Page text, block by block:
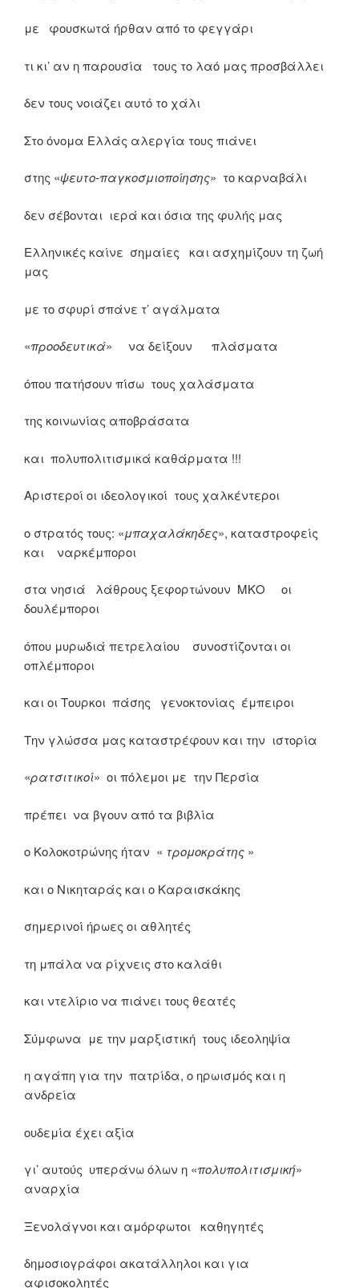
με φουσκωτά ήρθαν από το φεγγάρι
τι κι’ αν η παρουσία τους το λαό μας προσβάλλει
δεν τους νοιάζει αυτό το χάλι
Στο όνομα Ελλάς αλεργία τους πιάνει
στης «ψευτο-παγκοσμιοποίησης» το καρναβάλι
δεν σέβονται ιερά και όσια της φυλής μας
Ελληνικές καίνε σημαίες και ασχημίζουν τη ζωή
μας
με το σφυρί σπάνε τ’ αγάλματα
«προοδευτικά» να δείξουν πλάσματα
όπου πατήσουν πίσω τους χαλάσματα
της κοινωνίας αποβράσατα
και πολυπολιτισμικά καθάρματα !!!
Αριστεροί οι ιδεολογικοί τους χαλκέντεροι
ο στρατός τους: «μπαχαλάκηδες», καταστροφείς
και ναρκέμποροι
στα νησιά λάθρους ξεφορτώνουν ΜΚΟ οι
δουλέμποροι
όπου μυρωδιά πετρελαίου συνοστίζονται οι
οπλέμποροι
και οι Τουρκοι πάσης γενοκτονίας έμπειροι
Την γλώσσα μας καταστρέφουν και την ιστορία
«ρατσιτικοί» οι πόλεμοι με την Περσία
πρέπει να βγουν από τα βιβλία
ο Κολοκοτρώνης ήταν « τρομοκράτης »
και ο Νικηταράς και ο Καραισκάκης
σημερινοί ήρωες οι αθλητές
τη μπάλα να ρίχνεις στο καλάθι
και ντελίριο να πιάνει τους θεατές
Σύμφωνα με την μαρξιστική τους ιδεοληψία
η αγάπη για την πατρίδα, ο ηρωισμός και η
ανδρεία
ουδεμία έχει αξία
γι’ αυτούς υπεράνω όλων η «πολυπολιτισμική»
αναρχία
Ξενολάγνοι και αμόρφωτοι καθηγητές
δημοσιογράφοι ακατάλληλοι και για
αφισοκολητές